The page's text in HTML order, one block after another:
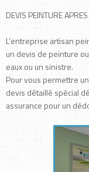
DEVIS PEINTURE
L’entreprise artisan
un devis de peinture
eaux ou un sinistre.
Pour vous permettre
devis détaillé spécial
assurance pour un